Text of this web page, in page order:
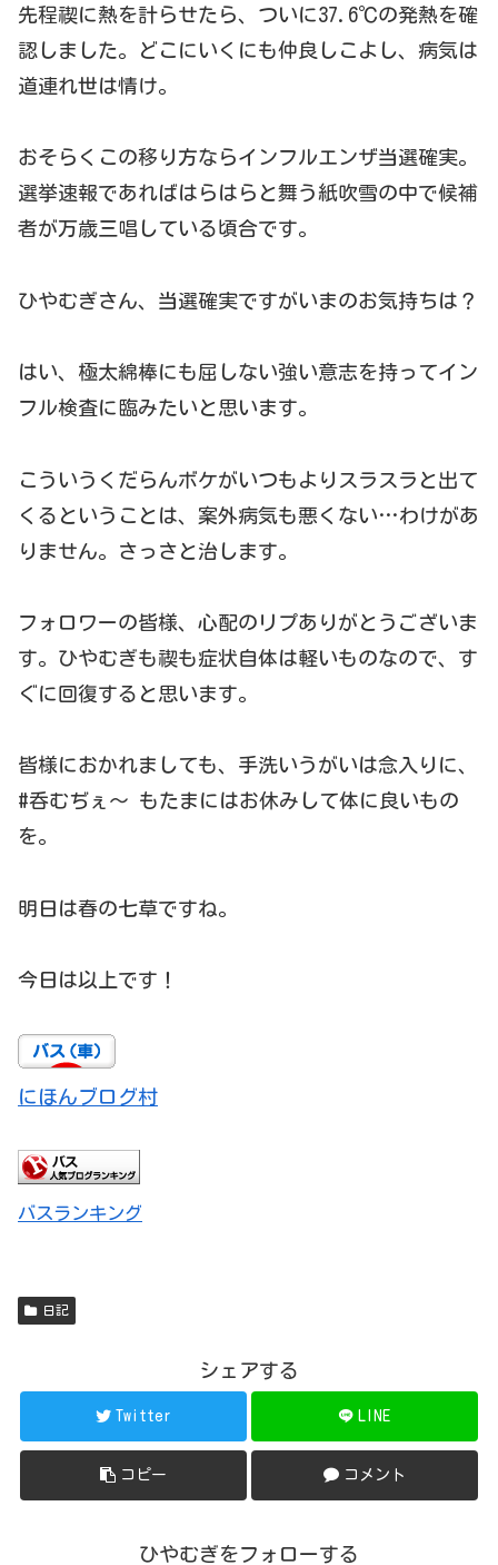
先程禊に熱を計らせたら、ついに37.6℃の発熱を確
認しました。どこにいくにも仲良しこよし、病気は
道連れ世は情け。
おそらくこの移り方ならインフルエンザ当選確実。
選挙速報であればはらはらと舞う紙吹雪の中で候補
者が万歳三唱している頃合です。
ひやむぎさん、当選確実ですがいまのお気持ちは？
はい、極太綿棒にも屈しない強い意志を持ってイン
フル検査に臨みたいと思います。
こういうくだらんボケがいつもよりスラスラと出て
くるということは、案外病気も悪くない…わけがあ
りません。さっさと治します。
フォロワーの皆様、心配のリプありがとうございま
す。ひやむぎも禊も症状自体は軽いものなので、す
ぐに回復すると思います。
皆様におかれましても、手洗いうがいは念入りに、
#呑むぢぇ〜 もたまにはお休みして体に良いもの
を。
明日は春の七草ですね。
今日は以上です！
にほんブログ村
バスランキング
日記
シェアする
Twitter LINE
コピー コメント
ひやむぎをフォローする